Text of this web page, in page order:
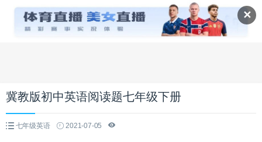
✕
冀教版初中英语阅读题七年级下册
七年级英语 2021-07-05